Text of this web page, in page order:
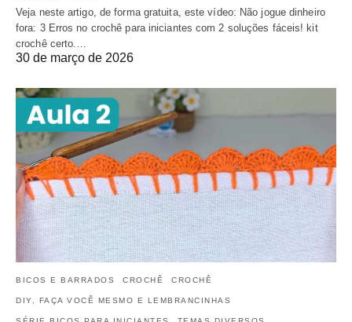
Veja neste artigo, de forma gratuita, este vídeo: Não jogue dinheiro
fora: 3 Erros no crochê para iniciantes com 2 soluções fáceis! kit
crochê certo.…
30 de março de 2026
BICOS E BARRADOS CROCHÊ CROCHÊ
DIY, FAÇA VOCÊ MESMO E LEMBRANCINHAS